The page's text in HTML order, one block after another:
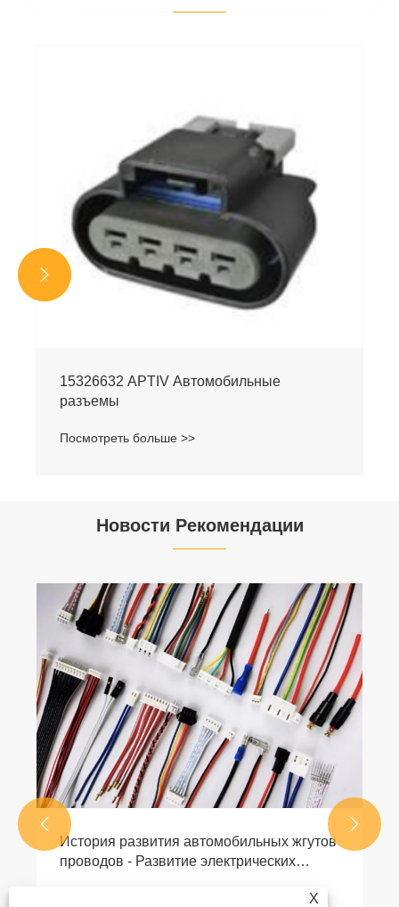
15326632 APTIV Автомобильные
разъемы
Посмотреть больше >>


Новости Рекомендации
История развития автомобильных жгутов
проводов - Развитие электрических
 
X